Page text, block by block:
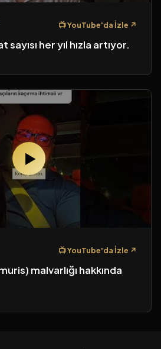
📺 YouTube'da İzle ↗
her yıl hızla artıyor.
▶
📺 YouTube'da İzle ↗
malvarlığı hakkında
Et Vazgeç